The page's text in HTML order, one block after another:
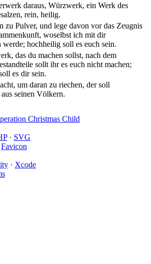
daraus, Würzwerk, ein Werk des
rein, heilig.
zu Pulver, und lege davon vor das Zeugnis
woselbst ich mit dir
werde; hochheilig soll es euch sein.
das du machen sollst, nach dem
sollt ihr es euch nicht machen;
es dir sein.
um daran zu riechen, der soll
seinen Völkern.
· SVG
Favicon
· Xcode